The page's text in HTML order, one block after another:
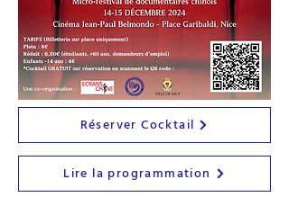
Réserver Cocktail
Lire la programmation